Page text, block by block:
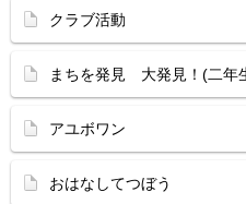
クラブ活動
まちを発見 大発見！(二年
アユボワン
おはなしてつぼう